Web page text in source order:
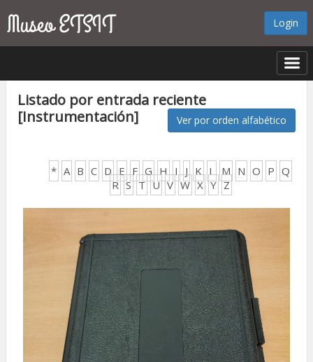
Login
Listado por entrada reciente
[Instrumentación]
Ver por orden alfabético
* A B C D E F G H I J K L M N O P Q
R S T U V W X Y Z